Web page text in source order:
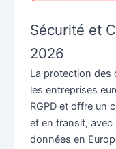
Sécurité et
2026
La protection des
les entreprises
RGPD et offre un
et en transit, avec
données en